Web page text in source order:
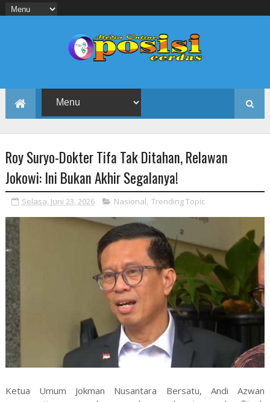
Roy Suryo-Dokter Tifa Tak Ditahan, Relawan
Jokowi: Ini Bukan Akhir Segalanya!
Selasa, Juni 23, 2026 Nasional, Trending Topic
Ketua Umum Jokman Nusantara Bersatu, Andi Azwan